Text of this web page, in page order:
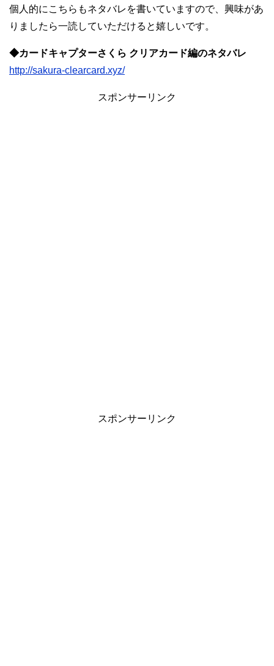
個人的にこちらもネタバレを書いていますので、興味があ
りましたら一読していただけると嬉しいです。
◆カードキャプターさくら クリアカード編のネタバレ
http://sakura-clearcard.xyz/
スポンサーリンク
スポンサーリンク